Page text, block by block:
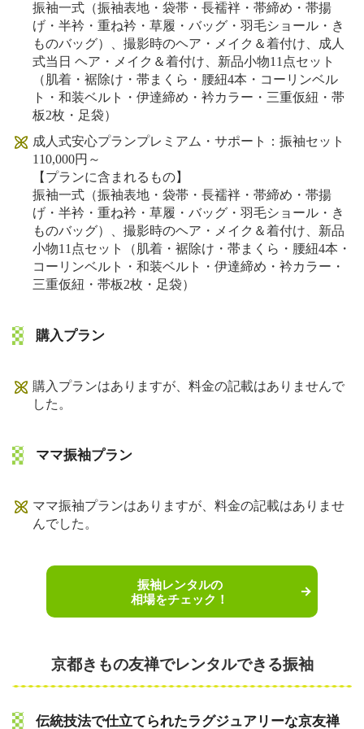
振袖一式（振袖表地・袋帯・長襦袢・帯締め・帯揚
げ・半衿・重ね衿・草履・バッグ・羽毛ショール・き
ものバッグ）、撮影時のヘア・メイク＆着付け、成人
式当日 ヘア・メイク＆着付け、新品小物11点セット
（肌着・裾除け・帯まくら・腰紐4本・コーリンベル
ト・和装ベルト・伊達締め・衿カラー・三重仮紐・帯
板2枚・足袋）
成人式安心プランプレミアム・サポート：振袖セット
110,000円～
【プランに含まれるもの】
振袖一式（振袖表地・袋帯・長襦袢・帯締め・帯揚
げ・半衿・重ね衿・草履・バッグ・羽毛ショール・き
ものバッグ）、撮影時のヘア・メイク＆着付け、新品
小物11点セット（肌着・裾除け・帯まくら・腰紐4本・
コーリンベルト・和装ベルト・伊達締め・衿カラー・
三重仮紐・帯板2枚・足袋）
購入プラン
購入プランはありますが、料金の記載はありませんで
した。
ママ振袖プラン
ママ振袖プランはありますが、料金の記載はありませ
んでした。
振袖レンタルの
相場をチェック！
京都きもの友禅でレンタルできる振袖
伝統技法で仕立てられたラグジュアリーな京友禅